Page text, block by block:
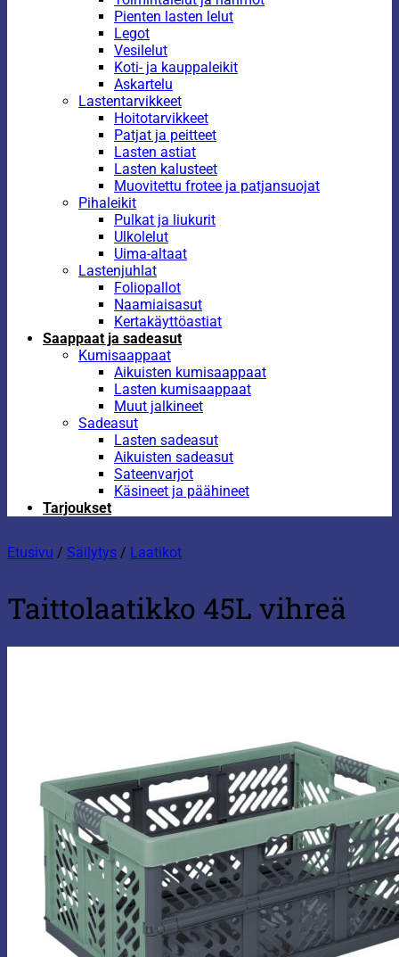
Pienten lasten lelut
Legot
Vesilelut
Koti- ja kauppaleikit
Askartelu
Lastentarvikkeet
Hoitotarvikkeet
Patjat ja peitteet
Lasten astiat
Lasten kalusteet
Muovitettu frotee ja patjansuojat
Pihaleikit
Pulkat ja liukurit
Ulkolelut
Uima-altaat
Lastenjuhlat
Foliopallot
Naamiaisasut
Kertakäyttöastiat
Saappaat ja sadeasut
Kumisaappaat
Aikuisten kumisaappaat
Lasten kumisaappaat
Muut jalkineet
Sadeasut
Lasten sadeasut
Aikuisten sadeasut
Sateenvarjot
Käsineet ja päähineet
Tarjoukset
Etusivu / Säilytys / Laatikot
Taittolaatikko 45L vihreä